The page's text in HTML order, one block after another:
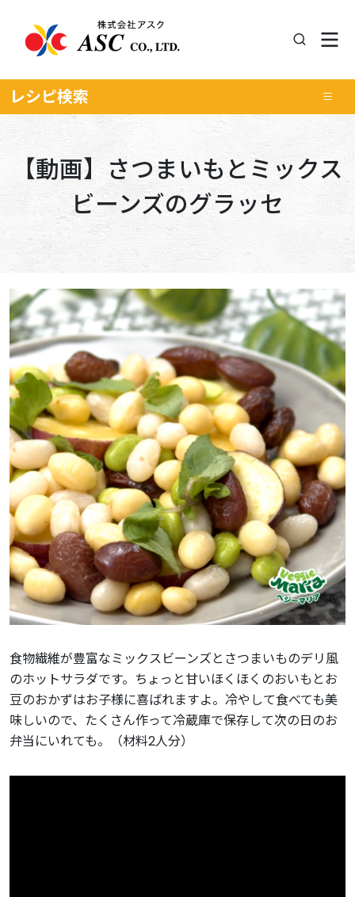
レシピ検索
【動画】さつまいもとミックス
ビーンズのグラッセ
食物繊維が豊富なミックスビーンズとさつまいものデリ風
のホットサラダです。ちょっと甘いほくほくのおいもとお
豆のおかずはお子様に喜ばれますよ。冷やして食べても美
味しいので、たくさん作って冷蔵庫で保存して次の日のお
弁当にいれても。（材料2人分）